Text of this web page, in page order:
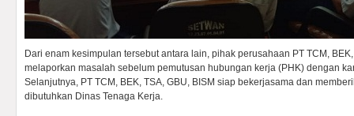
Dari enam kesimpulan tersebut antara lain, pihak perusahaan PT TCM,
melaporkan masalah sebelum pemutusan hubungan kerja (PHK) dengan
Selanjutnya, PT TCM, BEK, TSA, GBU, BISM siap bekerjasama dan
dibutuhkan Dinas Tenaga Kerja.